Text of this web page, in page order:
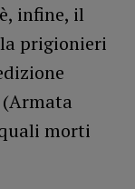
infine, il
prigionieri
morti